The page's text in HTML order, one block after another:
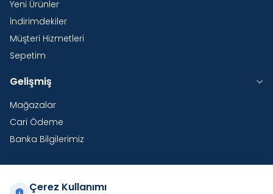
Yeni Ürünler
İndirimdekiler
Müşteri Hizmetleri
Sepetim
Gelişmiş
Mağazalar
Cari Ödeme
Banka Bilgilerimiz
Çerez Kullanımı